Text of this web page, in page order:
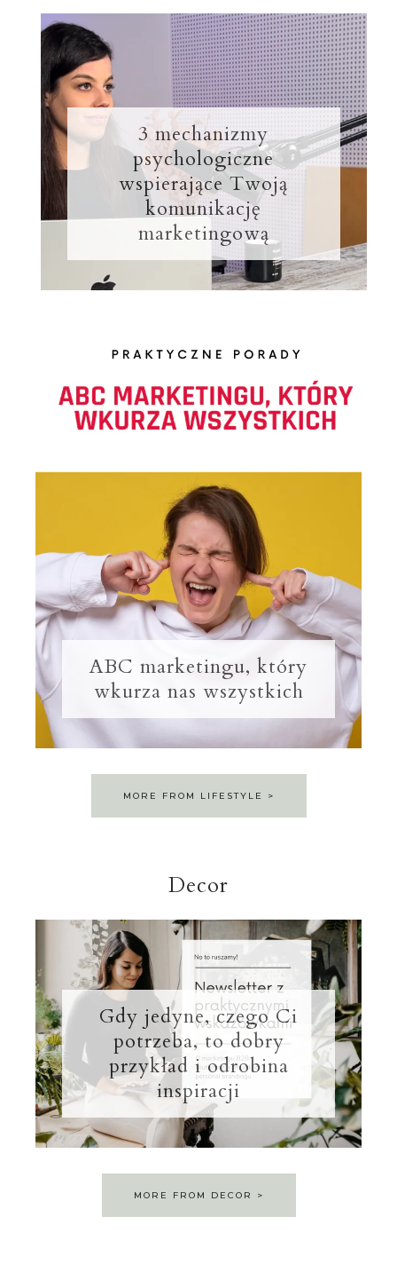
3 mechanizmy
psychologiczne
wspierające Twoją
komunikację
marketingową
ABC marketingu, który
wkurza nas wszystkich
MORE FROM LIFESTYLE >
Decor
Gdy jedyne, czego Ci
potrzeba, to dobry
przykład i odrobina
inspiracji
MORE FROM DECOR >